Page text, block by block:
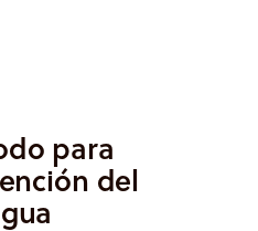
para
del